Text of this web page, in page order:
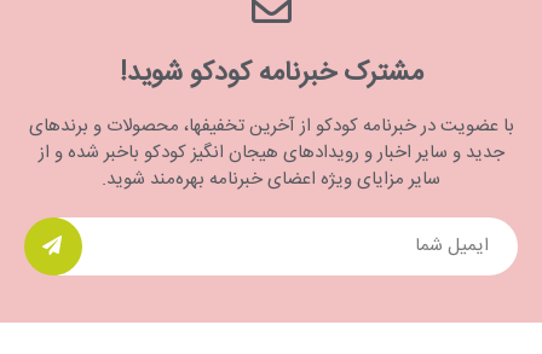
مشترک خبرنامه کودکو شوید!
با عضویت در خبرنامه کودکو از آخرین تخفیفها، محصولات و برندهای
جدید و سایر اخبار و رویدادهای هیجان انگیز کودکو باخبر شده و از
سایر مزایای ویژه اعضای خبرنامه بهره‌مند شوید.